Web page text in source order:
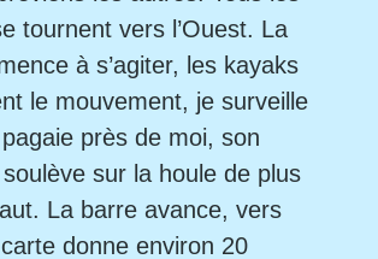
tournent vers l’Ouest. La
à s’agiter, les kayaks
le mouvement, je surveille
près de moi, son
sur la houle de plus
La barre avance, vers
donne environ 20